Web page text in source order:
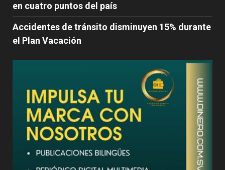
en cuatro puntos del país
Accidentes de tránsito disminuyen 15% durante
el Plan Vacación